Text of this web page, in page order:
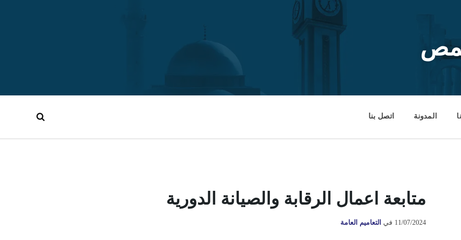
المدونة اتصل بنا
متابعة اعمال الرقابة والصيانة الدورية
11/07/2024 في التعاميم العامة